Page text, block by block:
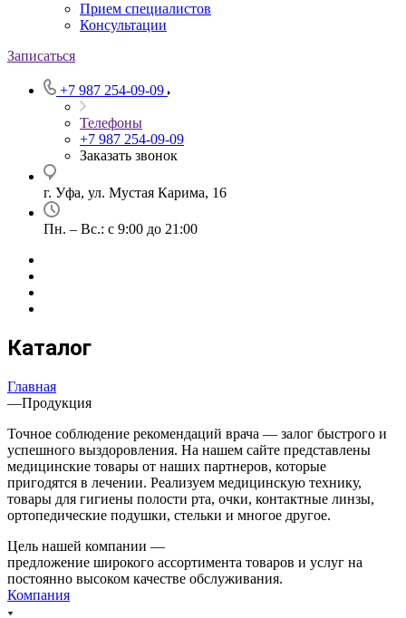
Прием специалистов
Консультации
Записаться
+7 987 254-09-09
Телефоны
+7 987 254-09-09
Заказать звонок
г. Уфа, ул. Мустая Карима, 16
Пн. – Вс.: с 9:00 до 21:00
Каталог
Главная
—Продукция
Точное соблюдение рекомендаций врача — залог быстрого и
успешного выздоровления. На нашем сайте представлены
медицинские товары от наших партнеров, которые
пригодятся в лечении. Реализуем медицинскую технику,
товары для гигиены полости рта, очки, контактные линзы,
ортопедические подушки, стельки и многое другое.
Цель нашей компании —
предложение широкого ассортимента товаров и услуг на
постоянно высоком качестве обслуживания.
Компания